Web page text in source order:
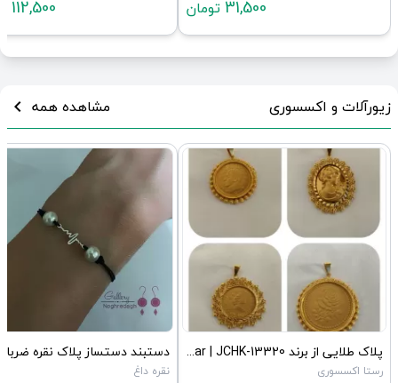
31,500 تومان 112,500
زیورآلات و اکسسوری مشاهده همه chevron_left
پلاک طلایی از برند dear | JCHK-13320
رستا اکسسوری نقره داغ